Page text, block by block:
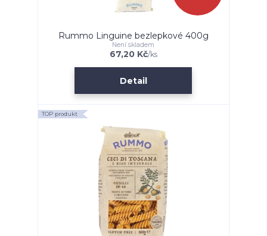
Rummo Linguine bezlepkové 400g
67,20 Kč/ks
Není skladem
Detail
TOP produkt